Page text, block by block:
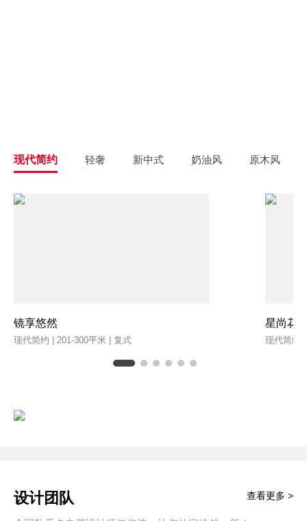
现代简约 轻奢 新中式 奶油风 原木风
镜享悠然
现代简约 | 201-300平米 | 复式
星尚花
现代简约
设计团队 查看更多 >